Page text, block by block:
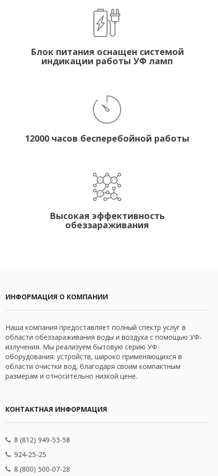
Блок питания оснащен системой
индикации работы УФ ламп
12000 часов бесперебойной работы
Высокая эффективность
обеззараживания
ИНФОРМАЦИЯ О КОМПАНИИ
Наша компания предоставляет полный спектр услуг в
области обеззараживания воды и воздуха с помощью УФ-
излучения. Мы реализуем бытовую серию УФ-
оборудования: устройств, широко применяющихся в
области очистки вод, благодаря своим компактным
размерам и относительно низкой цене.
КОНТАКТНАЯ ИНФОРМАЦИЯ
8 (812) 949-53-58
924-25-25
8 (800) 500-07-28